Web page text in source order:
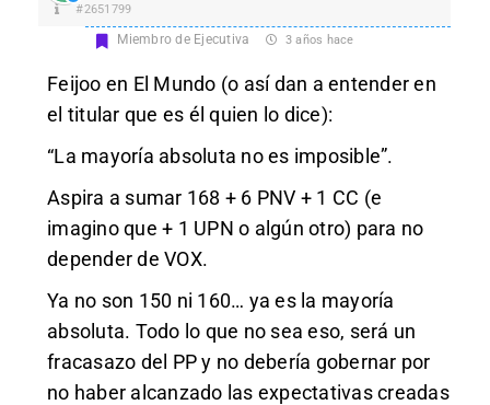
#2651799
Miembro de Ejecutiva 3 años hace
Feijoo en El Mundo (o así dan a entender en
el titular que es él quien lo dice):
“La mayoría absoluta no es imposible”.
Aspira a sumar 168 + 6 PNV + 1 CC (e
imagino que + 1 UPN o algún otro) para no
depender de VOX.
Ya no son 150 ni 160… ya es la mayoría
absoluta. Todo lo que no sea eso, será un
fracasazo del PP y no debería gobernar por
no haber alcanzado las expectativas creadas